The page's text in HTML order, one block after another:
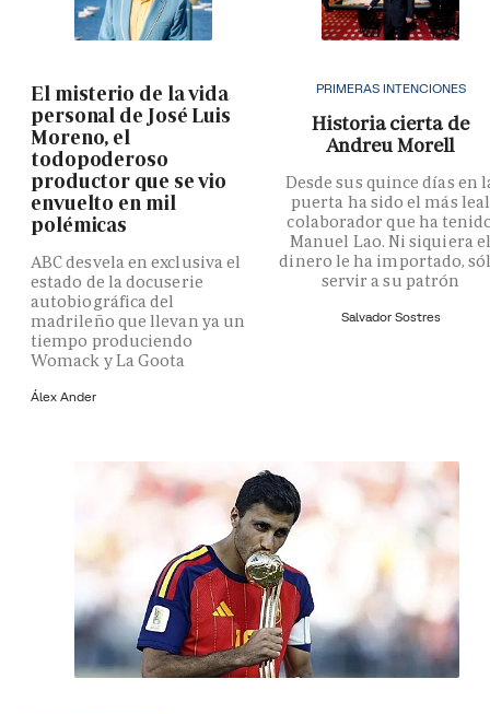
El misterio de la vida
personal de José Luis
Moreno, el
todopoderoso
productor que se vio
envuelto en mil
polémicas
ABC desvela en exclusiva el
estado de la docuserie
autobiográfica del
madrileño que llevan ya un
tiempo produciendo
Womack y La Goota
Álex Ander
PRIMERAS INTENCIONES
Historia cierta de
Andreu Morell
Desde sus quince días en
puerta ha sido el más leal
colaborador que ha
Manuel Lao. Ni siquiera
dinero le ha importado,
servir a su patrón
Salvador Sostres